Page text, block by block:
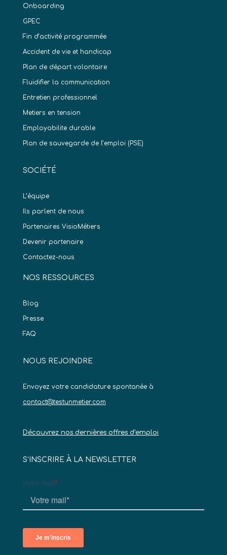
Onboarding
GPEC
Fin d’activité programmée
Accident de vie et handicap
Plan de départ volontaire
Fluidifier la communication
Entretien professionnel
Metiers en tension
Employabilite durable
Plan de sauvegarde de l’emploi (PSE)
SOCIÉTÉ
L’équipe
Ils parlent de nous
Partenaires VisioMétiers
Devenir partenaire
Contactez-nous
NOS RESSOURCES
Blog
Presse
FAQ
NOUS REJOINDRE
Envoyez votre candidature spontanée à
contact@testunmetier.com
Découvrez nos dernières offres d’emploi
S’INSCRIRE À LA NEWSLETTER